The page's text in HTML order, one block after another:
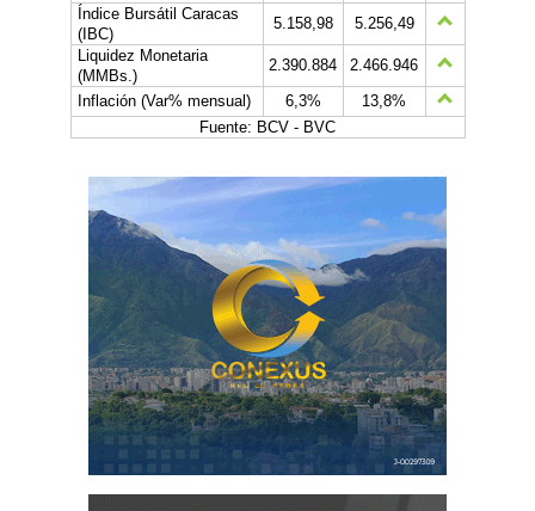
Índice Bursátil Caracas
(IBC)
5.158,98
5.256,49
Liquidez Monetaria
(MMBs.)
2.390.884
2.466.946
Inflación (Var% mensual)
6,3%
13,8%
Fuente: BCV - BVC